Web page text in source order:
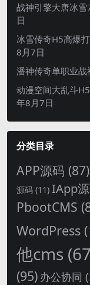
战神引擎大唐冰
日
冰雪传奇H5高爆
8月7日
潘神传奇单职业
动漫空间大乱斗
年8月7日
分类目录
APP源码 (87)
源码 (11) IApp
PbootCMS
WordPress
他cms
(95) 办公协同